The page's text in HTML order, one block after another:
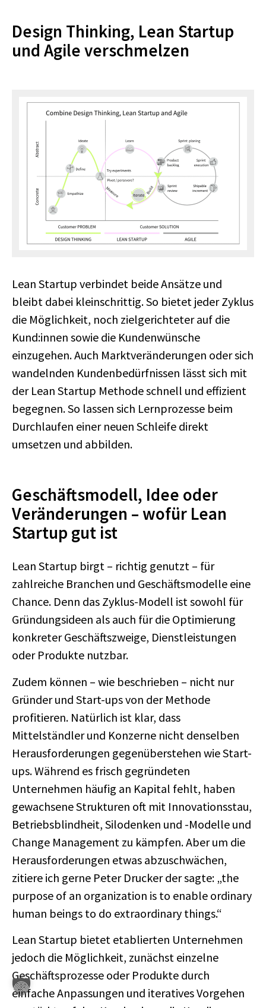
Design Thinking, Lean Startup
und Agile verschmelzen
Lean Startup verbindet beide Ansätze und
bleibt dabei kleinschrittig. So bietet jeder Zyklus
die Möglichkeit, noch zielgerichteter auf die
Kund:innen sowie die Kundenwünsche
einzugehen. Auch Marktveränderungen oder sich
wandelnden Kundenbedürfnissen lässt sich mit
der Lean Startup Methode schnell und effizient
begegnen. So lassen sich Lernprozesse beim
Durchlaufen einer neuen Schleife direkt
umsetzen und abbilden.
Geschäftsmodell, Idee oder
Veränderungen – wofür Lean
Startup gut ist
Lean Startup birgt – richtig genutzt – für
zahlreiche Branchen und Geschäftsmodelle eine
Chance. Denn das Zyklus-Modell ist sowohl für
Gründungsideen als auch für die Optimierung
konkreter Geschäftszweige, Dienstleistungen
oder Produkte nutzbar.
Zudem können – wie beschrieben – nicht nur
Gründer und Start-ups von der Methode
profitieren. Natürlich ist klar, dass
Mittelständler und Konzerne nicht denselben
Herausforderungen gegenüberstehen wie Start-
ups. Während es frisch gegründeten
Unternehmen häufig an Kapital fehlt, haben
gewachsene Strukturen oft mit Innovationsstau,
Betriebsblindheit, Silodenken und -Modelle und
Change Management zu kämpfen. Aber um die
Herausforderungen etwas abzuschwächen,
zitiere ich gerne Peter Drucker der sagte: „the
purpose of an organization is to enable ordinary
human beings to do extraordinary things.“
Lean Startup bietet etablierten Unternehmen
jedoch die Möglichkeit, zunächst einzelne
Geschäftsprozesse oder Produkte durch
einfache Anpassungen und iteratives Vorgehen